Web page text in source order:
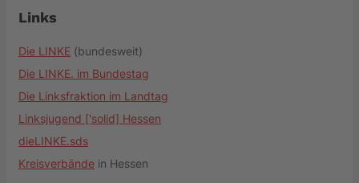
Links
Die LINKE (bundesweit)
Die LINKE. im Bundestag
Die Linksfraktion im Landtag
Linksjugend ['solid] Hessen
dieLINKE.sds
Kreisverbände in Hessen